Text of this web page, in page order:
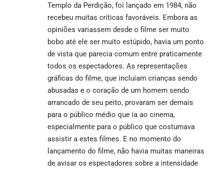
Templo da Perdição, foi lançado em 1984, não
recebeu muitas críticas favoráveis. Embora as
opiniões variassem desde o filme ser muito
bobo até ele ser muito estúpido, havia um ponto
de vista que parecia comum entre praticamente
todos os espectadores. As representações
gráficas do filme, que incluíam crianças sendo
abusadas e o coração de um homem sendo
arrancado de seu peito, provaram ser demais
para o público médio que ia ao cinema,
especialmente para o público que costumava
assistir a estes filmes. E no momento do
lançamento do filme, não havia muitas maneiras
de avisar os espectadores sobre a intensidade